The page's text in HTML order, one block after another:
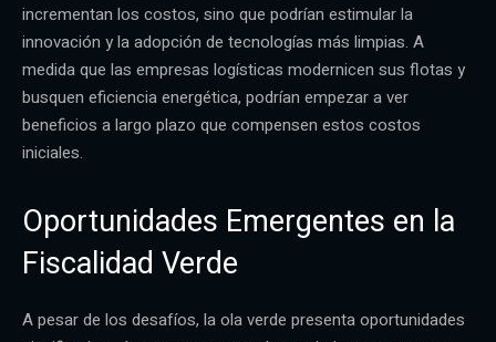
incrementan los costos, sino que podrían estimular la
innovación y la adopción de tecnologías más limpias. A
medida que las empresas logísticas modernicen sus flotas y
busquen eficiencia energética, podrían empezar a ver
beneficios a largo plazo que compensen estos costos
iniciales.
Oportunidades Emergentes en la
Fiscalidad Verde
A pesar de los desafíos, la ola verde presenta oportunidades